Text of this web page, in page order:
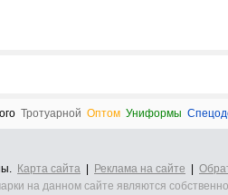
Тротуарной Оптом Униформы
Карта сайта Реклама на сайте
на данном сайте являются